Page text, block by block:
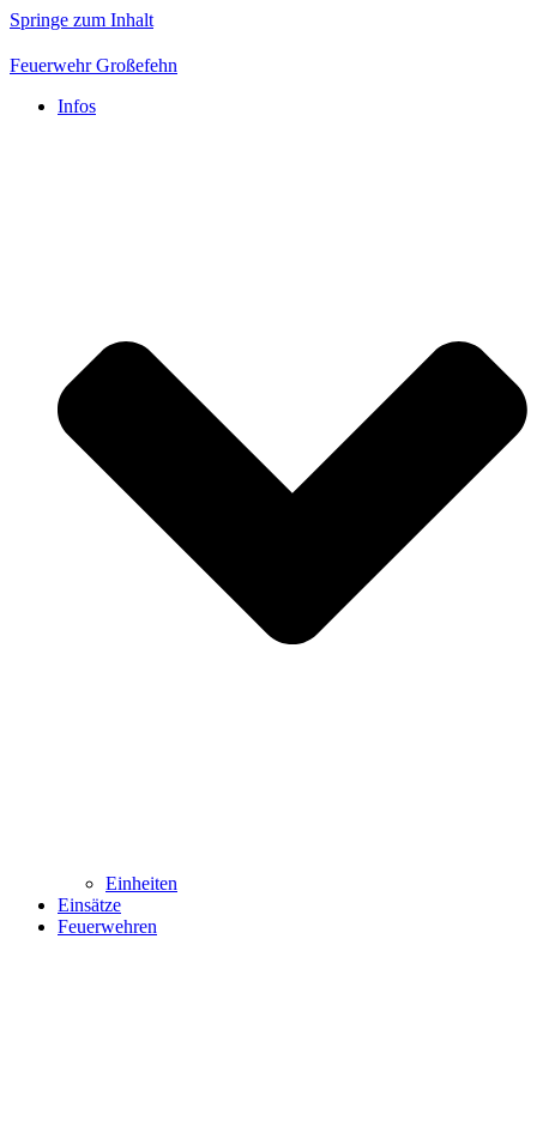
Springe zum Inhalt
Feuerwehr Großefehn
Infos
Einheiten
Einsätze
Feuerwehren